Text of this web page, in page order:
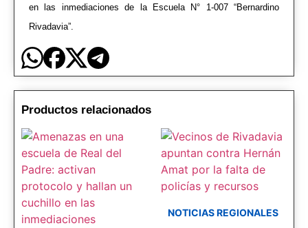
en las inmediaciones de la Escuela N° 1-007 “Bernardino
Rivadavia”.
Productos relacionados
NOTICIAS REGIONALES